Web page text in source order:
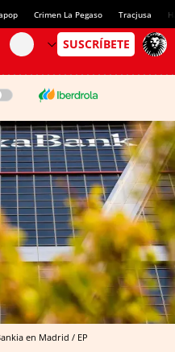
Crimen La Pegaso Tracjusa
en Madrid / EP